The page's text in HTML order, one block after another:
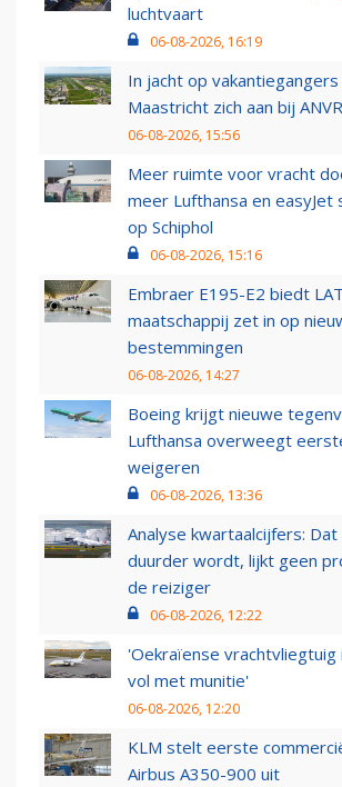
luchtvaart
06-08-2026, 16:19
In jacht op
Maastricht zich aan bij ANVR
06-08-2026, 15:56
Meer ruimte voor vracht
meer Lufthansa en easyJet
op Schiphol
06-08-2026, 15:16
Embraer E195-E2 biedt
maatschappij zet in op
bestemmingen
06-08-2026, 14:27
Boeing krijgt nieuwe
Lufthansa overweegt
weigeren
06-08-2026, 13:36
Analyse kwartaalcijfers: Dat
duurder wordt, lijkt geen
de reiziger
06-08-2026, 12:22
'Oekraïense vrachtvliegtuig
vol met munitie'
06-08-2026, 12:20
KLM stelt eerste
Airbus A350-900 uit